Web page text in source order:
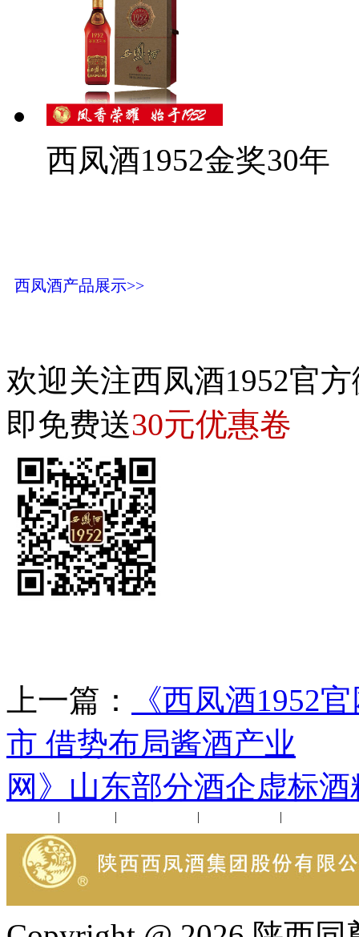
西凤酒1952金奖30年
西凤酒产品展示>>
欢迎关注西凤酒1952官
即免费送30元优惠卷
上一篇：
《西凤酒1952
市 借势布局酱酒产业
网》山东部分酒企虚标
| | | |